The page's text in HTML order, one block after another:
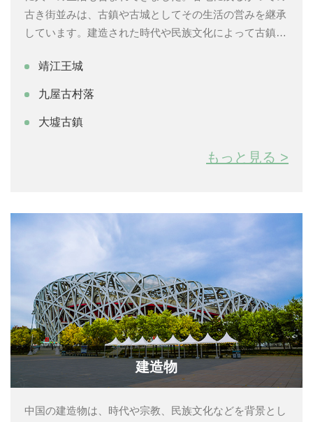
古き街並みは、古鎮や古城としてその生活の営みを継承
しています。建造された時代や民族文化によって古鎮・
民族文化色濃い麗江古城、水郷の小城と名高い鳳凰古城
など、いずれも歴史や文化が息づくロマンチックな空間
靖江王城
九屋古村落
大墟古鎮
もっと見る >
建造物
中国の建造物は、時代や宗教、民族文化などを背景とし